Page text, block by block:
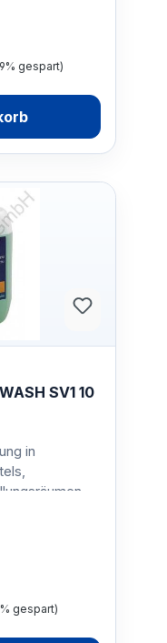
gespart)
SV1 10
in
gespart)